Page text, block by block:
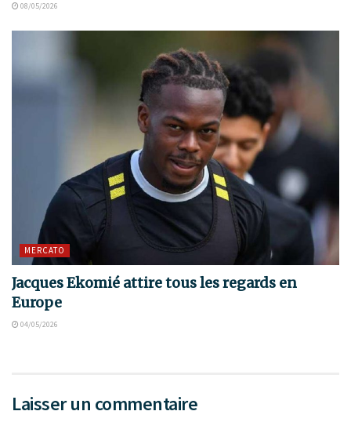
08/05/2026
MERCATO
Jacques Ekomié attire tous les regards en
Europe
04/05/2026
Laisser un commentaire